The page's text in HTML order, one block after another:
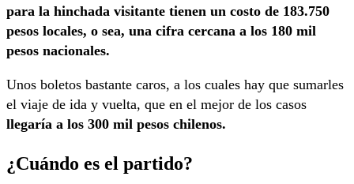
para la hinchada visitante tienen un costo de 183.750
pesos locales, o sea, una cifra cercana a los 180 mil
pesos nacionales.
Unos boletos bastante caros, a los cuales hay que sumarles
el viaje de ida y vuelta, que en el mejor de los casos
llegaría a los 300 mil pesos chilenos.
¿Cuándo es el partido?